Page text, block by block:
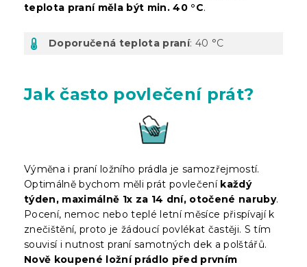
teplota praní měla být min. 40 °C.
Doporučená teplota praní: 40 °C
Jak často povlečení prát?
Výměna i praní ložního prádla je samozřejmostí.
Optimálně bychom měli prát povlečení každý
týden, maximálně 1x za 14 dní, otočené naruby.
Pocení, nemoc nebo teplé letní měsíce přispívají k
znečištění, proto je žádoucí povlékat častěji. S tím
souvisí i nutnost praní samotných dek a polštářů.
Nově koupené ložní prádlo před prvním